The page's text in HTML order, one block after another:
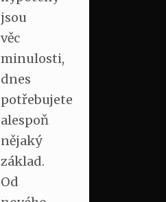
jsou
věc
minulosti,
dnes
potřebujete
alespoň
nějaký
základ.
Od